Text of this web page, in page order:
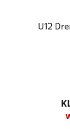
U12